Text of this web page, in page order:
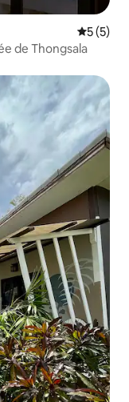
5 (5)
de Thongsala